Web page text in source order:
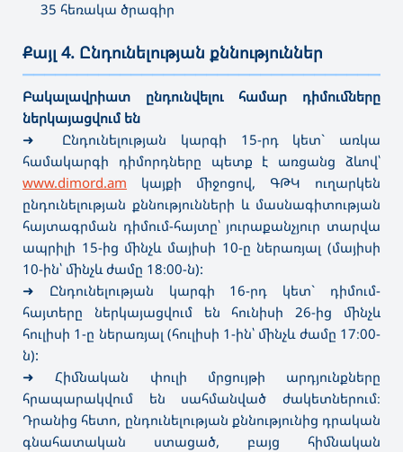
35 հեռակա ծրագիր
Քայլ 4. Ընդունելության քննություններ
Բակալավրիատ ընդունվելու համար դիմումները
ներկայացվում են
➜
Ընդունելության կարգի 15-րդ կետ` առկա
համակարգի դիմորդները պետք է առցանց ձևով՝
www.dimord.am կայքի միջոցով, ԳԹԿ ուղարկեն
ընդունելության քննությունների և մասնագիտության
հայտագրման դիմում-հայտը՝ յուրաքանչյուր տարվա
ապրիլի 15-ից մինչև մայիսի 10-ը ներառյալ (մայիսի
10-ին՝ մինչև ժամը 18։00-ն):
➜ Ընդունելության կարգի 16-րդ կետ` դիմում-
հայտերը ներկայացվում են հունիսի 26-ից մինչև
հուլիսի 1-ը ներառյալ (հուլիսի 1-ին՝ մինչև ժամը 17։00-
ն):
➜Հիմնական փուլի մրցույթի արդյունքները
հրապարակվում են սահմանված ժակետներում։
Դրանից հետո, ընդունելության քննությունից դրական
գնահատական ստացած, բայց հիմնական